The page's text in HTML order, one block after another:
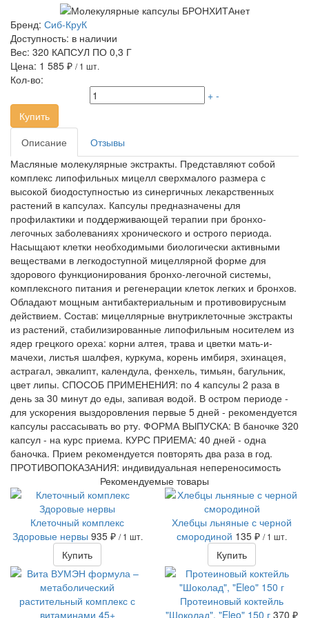
Бренд: Сиб-КруК
Доступность: в наличии
Вес: 320 КАПСУЛ ПО 0,3 Г
Цена: 1 585 ₽ / 1 шт.
Кол-во:
+ -
Купить
Описание
Отзывы
Масляные молекулярные экстракты. Представляют собой
комплекс липофильных мицелл сверхмалого размера с
высокой биодоступностью из синергичных лекарственных
растений в капсулах. Капсулы предназначены для
профилактики и поддерживающей терапии при бронхо-
легочных заболеваниях хронического и острого периода.
Насыщают клетки необходимыми биологически активными
веществами в легкодоступной мицеллярной форме для
здорового функционирования бронхо-легочной системы,
комплексного питания и регенерации клеток легких и бронхов.
Обладают мощным антибактериальным и противовирусным
действием. Состав: мицеллярные внутриклеточные экстракты
из растений, стабилизированные липофильным носителем из
ядер грецкого ореха: корни алтея, трава и цветки мать-и-
мачехи, листья шалфея, куркума, корень имбиря, эхинацея,
астрагал, эвкалипт, календула, фенхель, тимьян, багульник,
цвет липы. СПОСОБ ПРИМЕНЕНИЯ: по 4 капсулы 2 раза в
день за 30 минут до еды, запивая водой. В остром периоде -
для ускорения выздоровления первые 5 дней - рекомендуется
капсулы рассасывать во рту. ФОРМА ВЫПУСКА: В баночке 320
капсул - на курс приема. КУРС ПРИЕМА: 40 дней - одна
баночка. Прием рекомендуется повторять два раза в год.
ПРОТИВОПОКАЗАНИЯ: индивидуальная непереносимость
Рекомендуемые товары
Клеточный комплекс
Здоровые нервы 935 ₽ / 1 шт.
Купить
Хлебцы льняные с черной
смородиной 135 ₽ / 1 шт.
Купить
Протеиновый коктейль
"Шоколад", "Eleo" 150 г 370 ₽